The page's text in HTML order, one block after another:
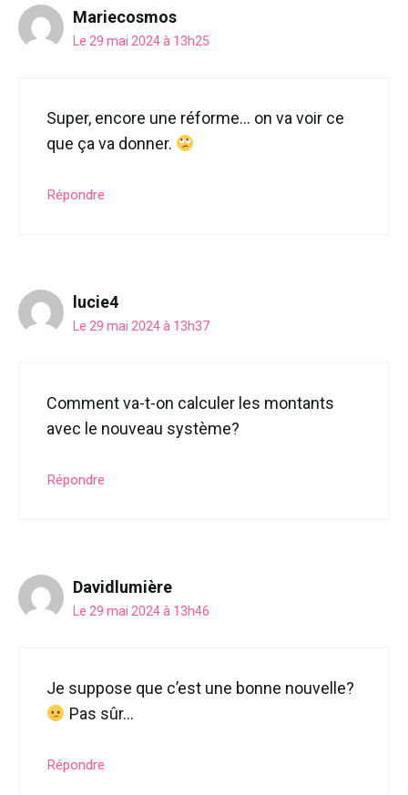
Mariecosmos
Le 29 mai 2024 à 13h25
Super, encore une réforme… on va voir ce
que ça va donner.
Répondre
lucie4
Le 29 mai 2024 à 13h37
Comment va-t-on calculer les montants
avec le nouveau système?
Répondre
Davidlumière
Le 29 mai 2024 à 13h46
Je suppose que c’est une bonne nouvelle?
Pas sûr…
Répondre